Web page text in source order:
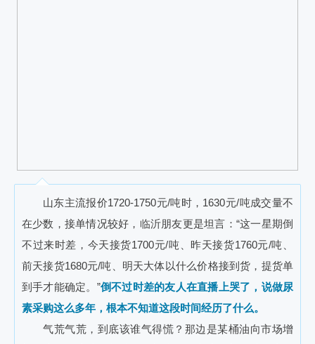
山东主流报价1720-1750元/吨时，1630元/吨成交量不
在少数，接单情况较好，临沂朋友更是坦言：“这一星期倒
不过来时差，今天接货1700元/吨、昨天接货1760元/吨、
前天接货1680元/吨、明天大体以什么价格接到货，提货单
到手才能确定。”倒不过时差的友人在直播上哭了，说做尿
素采购这么多年，根本不知道这段时间经历了什么。
气荒气荒，到底该谁气得慌？那边是某桶油向市场增